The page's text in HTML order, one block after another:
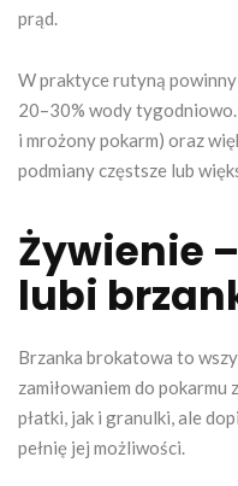
prąd.
W praktyce rutyną
20–30% wody
i mrożony pokarm) oraz
podmiany częstsze lub
Żywienie
lubi
Brzanka brokatowa to
zamiłowaniem do
płatki, jak i granulki, ale
pełnię jej możliwości.